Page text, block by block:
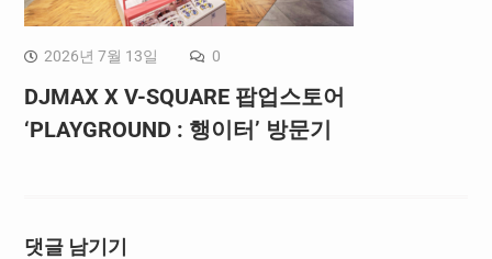
2026년 7월 13일 0
DJMAX X V-SQUARE 팝업스토어
‘PLAYGROUND : 행이터’ 방문기
댓글 남기기